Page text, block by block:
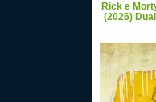
Rick e
(2026)